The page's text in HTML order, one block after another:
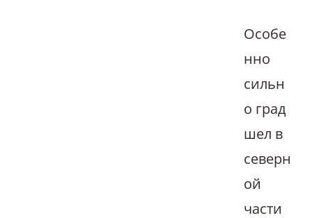
Особе
нно
сильн
о град
шел в
северн
ой
части